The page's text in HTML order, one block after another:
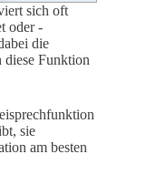
sich oft
oder -
die
Funktion
sie
am besten